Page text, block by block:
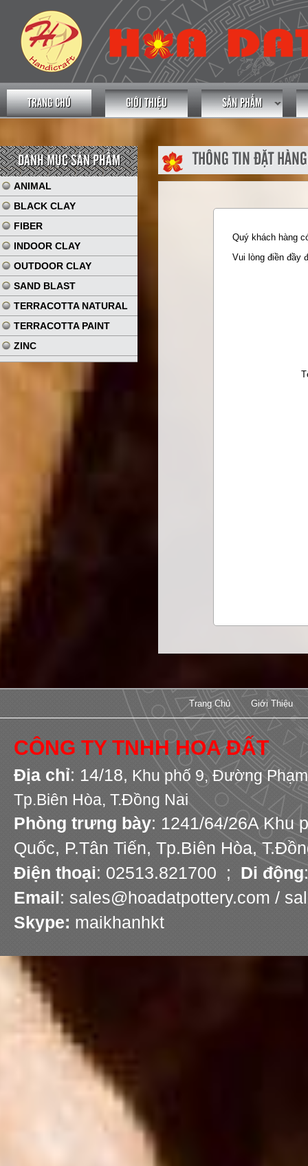
TRANG CHỦ GIỚI THIỆU SẢN PHẨM
DANH MỤC SẢN PHẨM
ANIMAL
BLACK CLAY
FIBER
INDOOR CLAY
OUTDOOR CLAY
SAND BLAST
TERRACOTTA NATURAL
TERRACOTTA PAINT
ZINC
THÔNG TIN ĐẶT HÀNG
Quý khách hàng
Vui lòng điền đầy
Trang Chủ Giới Thiệu
CÔNG TY TNHH HOA ĐẤT
Địa chỉ: 14/18, Khu phố 9,Đường Phạm
Tp.Biên Hòa, T.Đồng Nai
Phòng trưng bày: 1241/64/26A Khu
Quốc, P.Tân Tiến, Tp.Biên Hòa,
Điện thoại: 02513.821700 ; Di động
Email: sales@hoadatpottery.com /
Skype: maikhanhkt